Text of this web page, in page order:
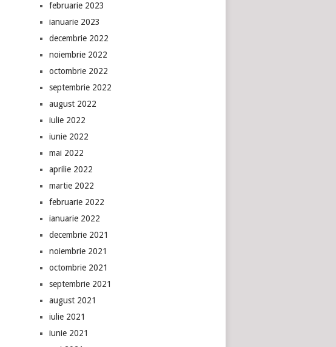
februarie 2023
ianuarie 2023
decembrie 2022
noiembrie 2022
octombrie 2022
septembrie 2022
august 2022
iulie 2022
iunie 2022
mai 2022
aprilie 2022
martie 2022
februarie 2022
ianuarie 2022
decembrie 2021
noiembrie 2021
octombrie 2021
septembrie 2021
august 2021
iulie 2021
iunie 2021